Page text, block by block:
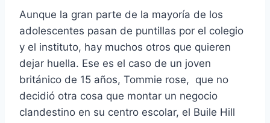
Aunque la gran parte de la mayoría de los
adolescentes pasan de puntillas por el colegio
y el instituto, hay muchos otros que quieren
dejar huella. Ese es el caso de un joven
británico de 15 años, Tommie rose, que no
decidió otra cosa que montar un negocio
clandestino en su centro escolar, el Buile Hill